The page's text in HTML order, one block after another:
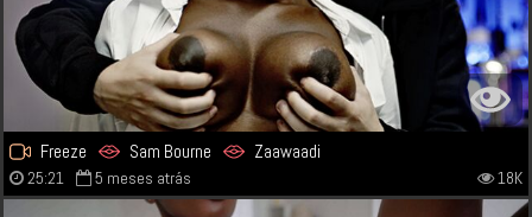
Freeze Sam Bourne Zaawaadi
25:21 5 meses atrás 18K